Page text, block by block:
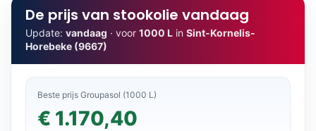
De prijs van stookolie vandaag
Update: vandaag · voor 1000 L in Sint-Kornelis-
Horebeke (9667)
Beste prijs Groupasol (1000 L)
€ 1.170,40